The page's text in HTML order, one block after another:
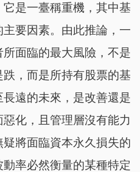
是一臺稱重機，其中基
要因素。由此推論，一
面臨的最大風險，不是
，而是所持有股票的基
遠的未來，是改善還是
化，且管理層沒有能力
將面臨資本永久損失的
率必然衡量的某種特定